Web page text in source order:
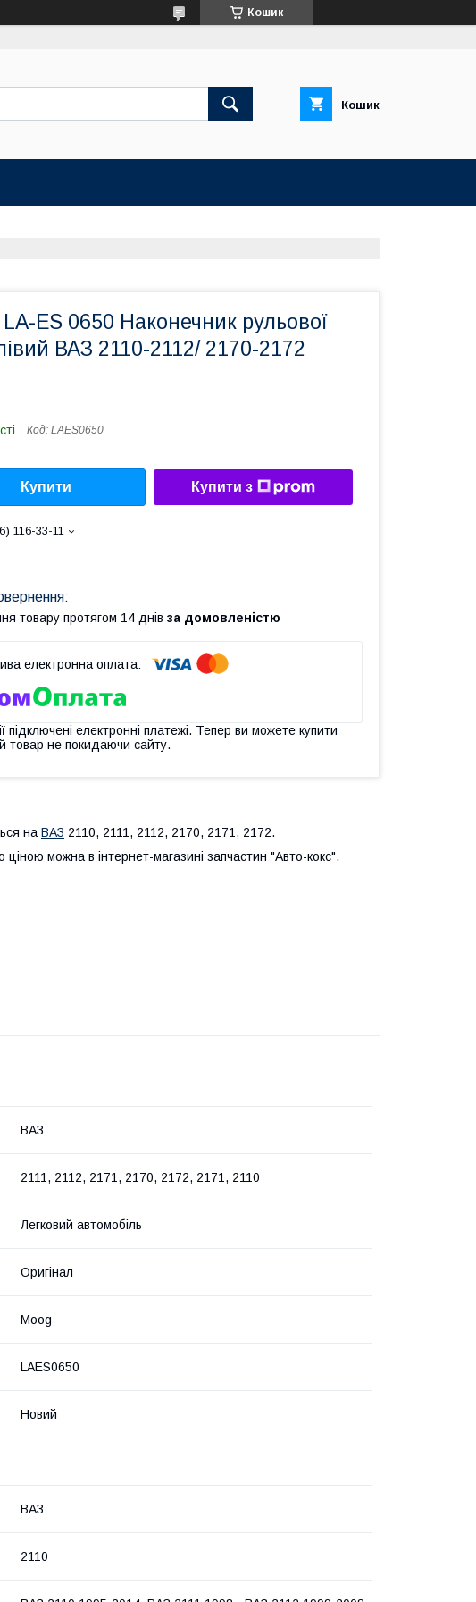
Кошик
Кошик
ES 0650 Наконечник рульової
ВАЗ 2110-2112/ 2170-2172
Код: LAES0650
Купити Купити з
116-33-11
товару протягом 14 днів за домовленістю
підключені електронні платежі. Тепер ви можете купити
товар не покидаючи сайту.
на ВАЗ 2110, 2111, 2112, 2170, 2171, 2172.
можна в інтернет-магазині запчастин "Авто-кокс".
ВАЗ
2111, 2112, 2171, 2170, 2172, 2171, 2110
Легковий автомобіль
Оригінал
Moog
LAES0650
Новий
ВАЗ
2110